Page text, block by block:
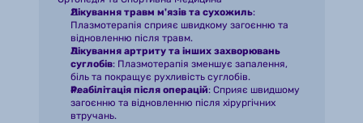
Лікування травм м'язів та сухожиль:
Плазмотерапія сприяє швидкому загоєнню та
відновленню після травм.
Лікування артриту та інших захворювань
суглобів: Плазмотерапія зменшує запалення,
біль та покращує рухливість суглобів.
Реабілітація після операцій: Сприяє швидшому
загоєнню та відновленню після хірургічних
втручань.